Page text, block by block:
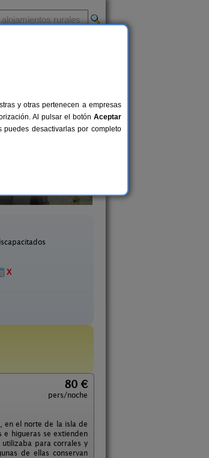
X
80 €
pers/noche
en el norte de la isla de
e higueras se extienden
para corrales y
de ellas conservan
y otras pertenecen a empresas
Al pulsar el botón Aceptar
desactivarlas por completo